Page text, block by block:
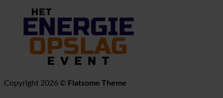
Copyright 2026 © Flatsome Theme